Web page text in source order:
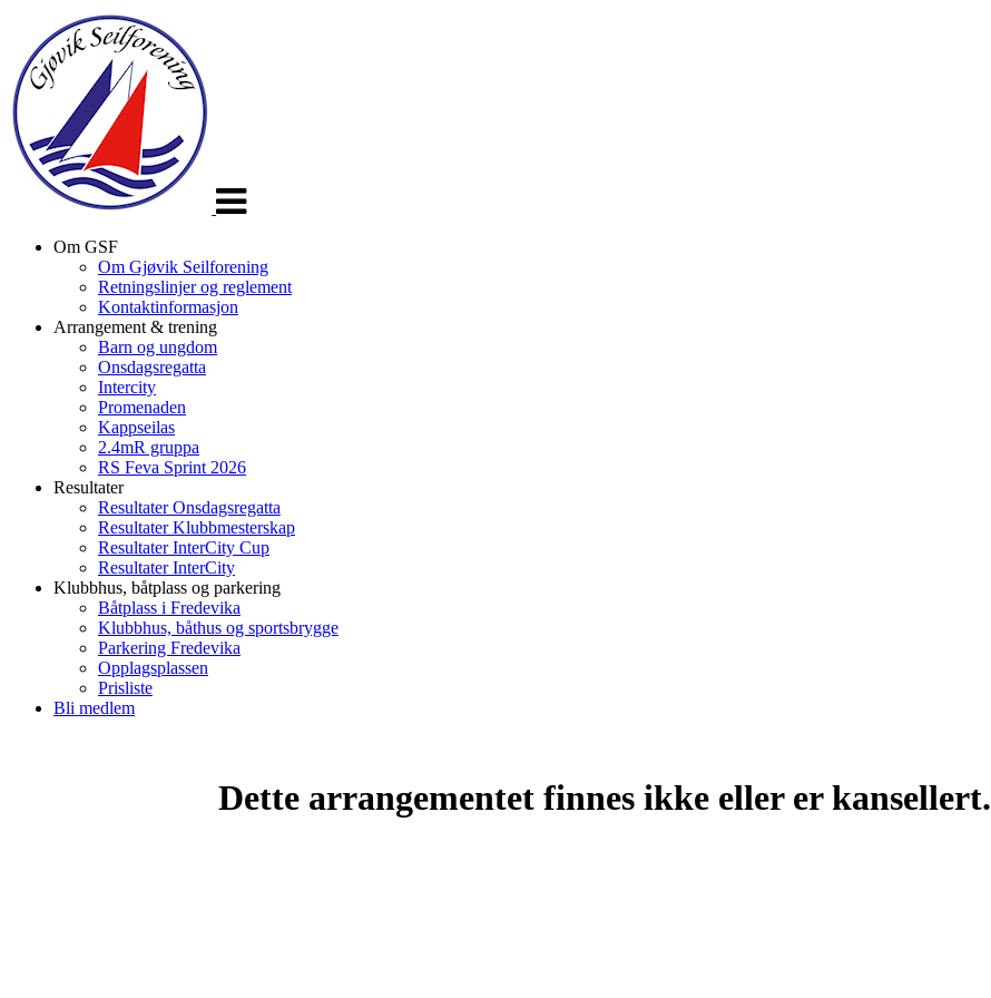
Om GSF
Om Gjøvik Seilforening
Retningslinjer og reglement
Kontaktinformasjon
Arrangement & trening
Barn og ungdom
Onsdagsregatta
Intercity
Promenaden
Kappseilas
2.4mR gruppa
RS Feva Sprint 2026
Resultater
Resultater Onsdagsregatta
Resultater Klubbmesterskap
Resultater InterCity Cup
Resultater InterCity
Klubbhus, båtplass og parkering
Båtplass i Fredevika
Klubbhus, båthus og sportsbrygge
Parkering Fredevika
Opplagsplassen
Prisliste
Bli medlem
Dette arrangementet finnes ikke eller er kansellert.